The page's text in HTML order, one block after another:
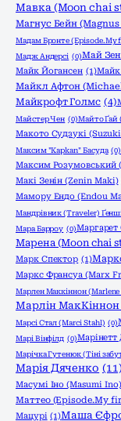
Мавка (Moon chai
Магнус Бейн (Magnus
Мадам Бронте (Episode.My
Мадж Андерсі (0)Май
Майк Йогансен (1)Майк
Майкл Афтон
Майкрофт Голмс (4)
Майстер Чен (0)Майто Ґай
Макото Судзукі
Максим "Kapkan" Басуда (0)
Максим Розумовський
Макі Зенін (Zenin Maki)
Мамору Ендо (Endou
Мандрівник (Traveler)
Мара Барроу (0)Маргарет
Марена (Moon chai
Марк Спектор (1)
Маркс Франсуа (Marx
Марлен Маккіннон
Марлін
Марсі Стал (Marci Stahl) (0)
Марі Вінфілд (0)
Марічка Гутенюк (Тіні
Марія Дяченко
Масумі Іно (Masumi Ino)
Маттео (Episode.My
Мацурі (1)Маша